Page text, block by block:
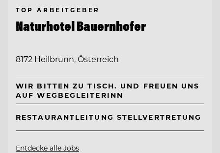
TOP ARBEITGEBER
Naturhotel Bauernhofer
8172 Heilbrunn, Österreich
WIR BITTEN ZU TISCH. UND FREUEN UNS
AUF WEGBEGLEITERINN
RESTAURANTLEITUNG STELLVERTRETUNG
Entdecke alle Jobs